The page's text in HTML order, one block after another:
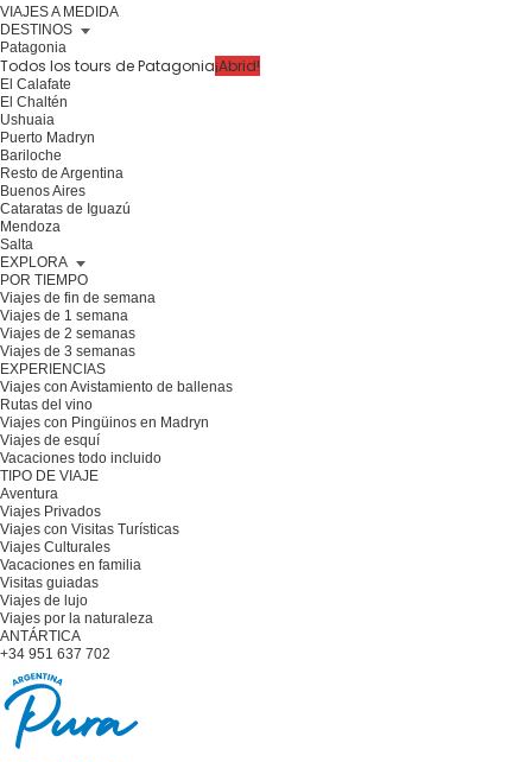
VIAJES A MEDIDA
DESTINOS
Patagonia
Todos los tours de Patagonia¡Abrid!
El Calafate
El Chaltén
Ushuaia
Puerto Madryn
Bariloche
Resto de Argentina
Buenos Aires
Cataratas de Iguazú
Mendoza
Salta
EXPLORA
POR TIEMPO
Viajes de fin de semana
Viajes de 1 semana
Viajes de 2 semanas
Viajes de 3 semanas
EXPERIENCIAS
Viajes con Avistamiento de ballenas
Rutas del vino
Viajes con Pingüinos en Madryn
Viajes de esquí
Vacaciones todo incluido
TIPO DE VIAJE
Aventura
Viajes Privados
Viajes con Visitas Turísticas
Viajes Culturales
Vacaciones en familia
Visitas guiadas
Viajes de lujo
Viajes por la naturaleza
ANTÁRTICA
+34 951 637 702